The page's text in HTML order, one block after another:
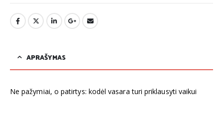
APRAŠYMAS
Ne pažymiai, o patirtys: kodėl vasara turi priklausyti vaikui